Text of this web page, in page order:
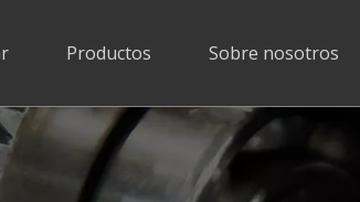
Productos Sobre nosotros